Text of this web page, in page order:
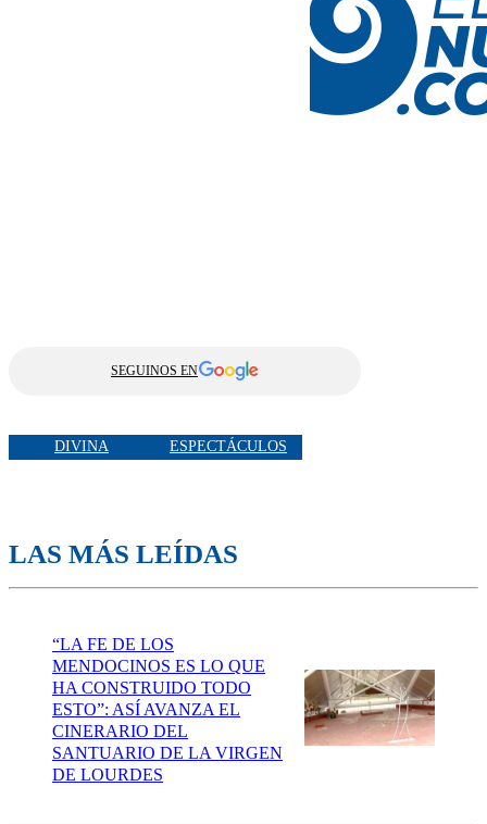
SEGUINOS EN
DIVINA ESPECTÁCULOS
LAS MÁS LEÍDAS
“LA FE DE LOS
MENDOCINOS ES LO QUE
HA CONSTRUIDO TODO
ESTO”: ASÍ AVANZA EL
CINERARIO DEL
SANTUARIO DE LA VIRGEN
DE LOURDES